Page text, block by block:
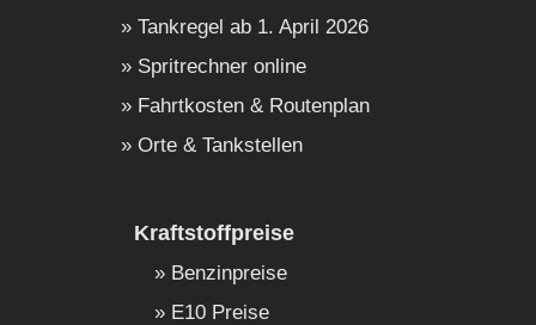
Tankregel ab 1. April 2026
Spritrechner online
Fahrtkosten & Routenplan
Orte & Tankstellen
Kraftstoffpreise
Benzinpreise
E10 Preise